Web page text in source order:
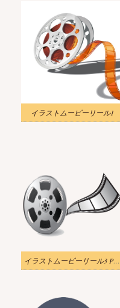
イラストムービーリール1
イラストムービーリール3 PNG透明